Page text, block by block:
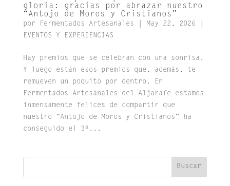
gloria: gracias por abrazar nuestro
“Antojo de Moros y Cristianos”
por Fermentados Artesanales May 22, 2026
EVENTOS Y EXPERIENCIAS
Hay premios que se celebran con una sonrisa.
Y luego están esos premios que, además, te
remueven un poquito por dentro. En
Fermentados Artesanales del Aljarafe estamos
inmensamente felices de compartir que
nuestro “Antojo de Moros y Cristianos” ha
conseguido el 3º...
Buscar